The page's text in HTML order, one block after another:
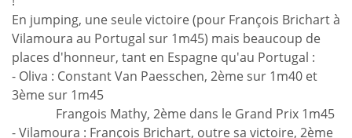
En jumping, une seule victoire (pour François Brichart à
Vilamoura au Portugal sur 1m45) mais beaucoup de
places d'honneur, tant en Espagne qu'au Portugal :
- Oliva : Constant Van Paesschen, 2ème sur 1m40 et
3ème sur 1m45
Frangois Mathy, 2ème dans le Grand Prix 1m45
- Vilamoura : François Brichart, outre sa victoire, 2ème